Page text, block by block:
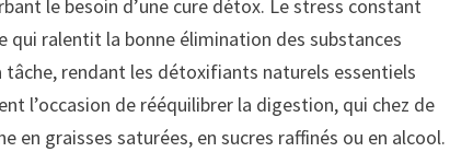
le besoin d’une cure détox. Le stress constant
ralentit la bonne élimination des substances
rendant les détoxifiants naturels essentiels
l’occasion de rééquilibrer la digestion, qui chez de
graisses saturées, en sucres raffinés ou en alcool.